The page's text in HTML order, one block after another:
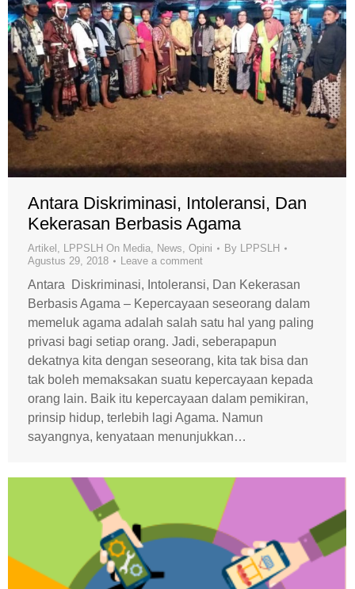
Antara Diskriminasi, Intoleransi, Dan
Kekerasan Berbasis Agama
Artikel LPPSLH On Media News Opini By LPPSLH
Agustus 29, 2018
Leave a comment
Antara Diskriminasi, Intoleransi, Dan Kekerasan
Berbasis Agama – Kepercayaan seseorang dalam
memeluk agama adalah salah satu hal yang paling
privasi bagi setiap orang. Jadi, seberapapun
dekatnya kita dengan seseorang, kita tak bisa dan
tak boleh memaksakan suatu kepercayaan kepada
orang lain. Baik itu kepercayaan dalam pemikiran,
prinsip hidup, terlebih lagi Agama. Namun
sayangnya, kenyataan menunjukkan…